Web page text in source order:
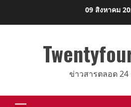
09 สิงหาคม
ข่าวสารตลอด 24